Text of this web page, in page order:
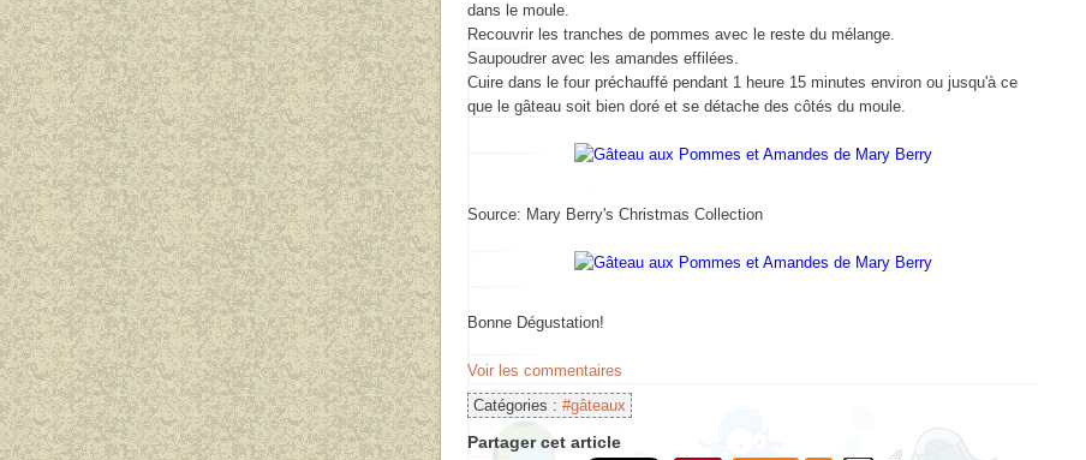
dans le moule.
Recouvrir les tranches de pommes avec le reste du mélange.
Saupoudrer avec les amandes effilées.
Cuire dans le four préchauffé pendant 1 heure 15 minutes environ ou jusqu'à ce
que le gâteau soit bien doré et se détache des côtés du moule.
Source: Mary Berry's Christmas Collection
Bonne Dégustation!
Voir les commentaires
Catégories : #gâteaux
Partager cet article